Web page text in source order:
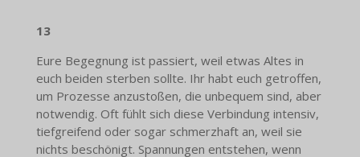
13
Eure Begegnung ist passiert, weil etwas Altes in
euch beiden sterben sollte. Ihr habt euch getroffen,
um Prozesse anzustoßen, die unbequem sind, aber
notwendig. Oft fühlt sich diese Verbindung intensiv,
tiefgreifend oder sogar schmerzhaft an, weil sie
nichts beschönigt. Spannungen entstehen, wenn